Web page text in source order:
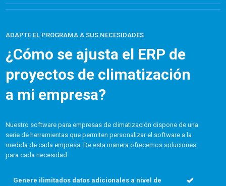
ADAPTE EL PROGRAMA A SUS NECESIDADES
¿Cómo se ajusta el ERP de
proyectos de climatización
a mi empresa?
Nuestro software para empresas de climatización dispone de una
serie de herramientas que permiten personalizar el software a la
medida de cada empresa. De esta manera ofrecemos soluciones
para cada necesidad.
Genere ilimitados datos adicionales a nivel de